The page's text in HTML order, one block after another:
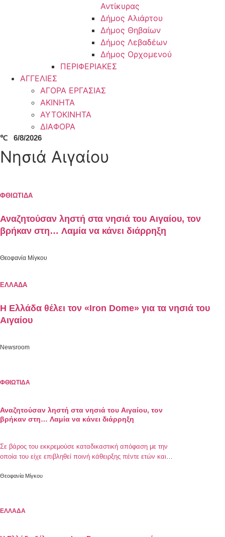
Αντίκυρας
Δήμος Αλιάρτου
Δήμος Θηβαίων
Δήμος Λεβαδέων
Δήμος Ορχομενού
ΠΕΡΙΦΕΡΙΑΚΕΣ
ΑΓΓΕΛΙΕΣ
ΑΓΟΡΑ ΕΡΓΑΣΙΑΣ
ΑΚΙΝΗΤΑ
ΑΥΤΟΚΙΝΗΤΑ
ΔΙΑΦΟΡΑ
℃ 6/8/2026
Νησιά Αιγαίου
ΦΘΙΩΤΙΔΑ
Αναζητούσαν ληστή στα νησιά του Αιγαίου, τον
βρήκαν στη… Λαμία να κάνει διάρρηξη
Θεοφανία Μίγκου
ΕΛΛΑΔΑ
Η Ελλάδα θέλει τον «Iron Dome» για τα νησιά του
Αιγαίου
Newsroom
ΦΘΙΩΤΙΔΑ
Αναζητούσαν ληστή στα νησιά του Αιγαίου, τον
βρήκαν στη… Λαμία να κάνει διάρρηξη
Σε βάρος του εκκρεμούσε καταδικαστική απόφαση με την
οποία του είχε επιβληθεί ποινή κάθειρξης πέντε ετών και
Θεοφανία Μίγκου
ΕΛΛΑΔΑ